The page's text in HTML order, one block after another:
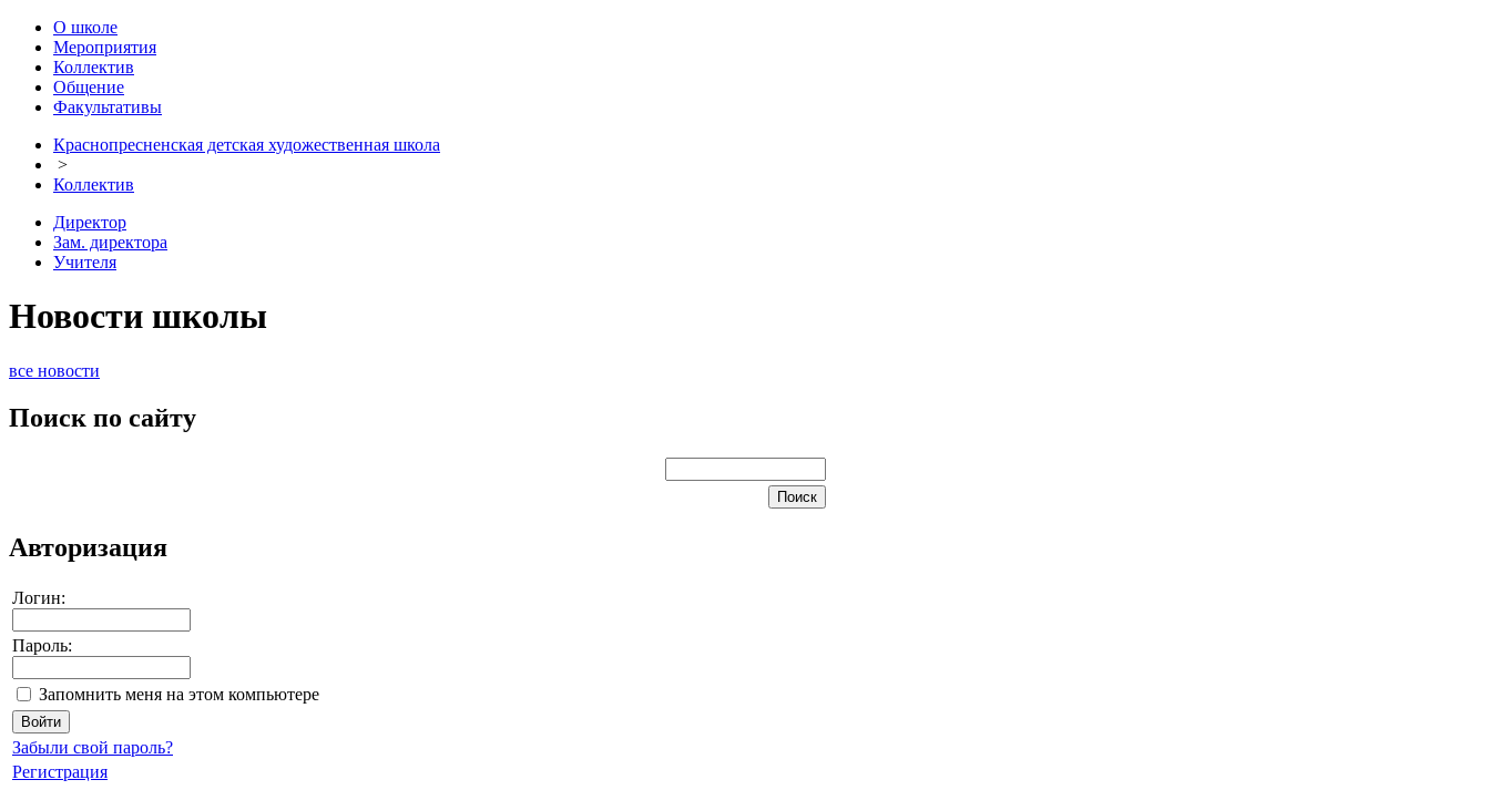
О школе
Мероприятия
Коллектив
Общение
Факультативы
Краснопресненская детская художественная школа
>
Коллектив
Директор
Зам. директора
Учителя
Новости школы
все новости
Поиск по сайту
Авторизация
Логин:
Пароль:
Запомнить меня на этом компьютере
Забыли свой пароль?
Регистрация